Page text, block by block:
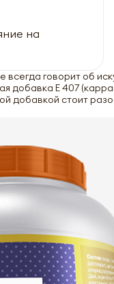
всегда говорит об
добавка Е 407
добавкой стоит
на